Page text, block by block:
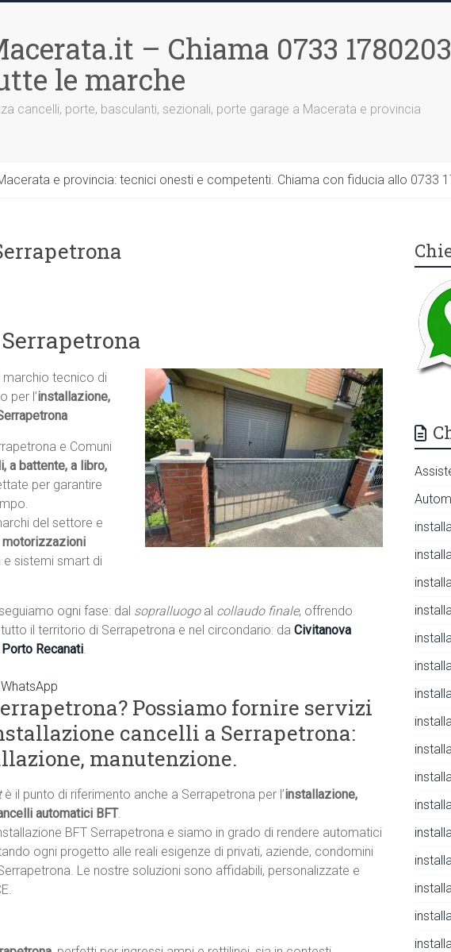
– Chiama 0733
le marche
cancelli, porte, basculanti, sezionali, porte garage a Macerata e provincia
e provincia: tecnici onesti e competenti. Chiama con fiducia allo 0733
marchio tecnico di
per l’installazione,
e Comuni
a battente, a libro,
per garantire
del settore e
motorizzazioni
e sistemi smart di
ogni fase: dal sopralluogo al collaudo finale, offrendo
il territorio di Serrapetrona e nel circondario: da Civitanova
Porto Recanati.
Possiamo fornire servizi
cancelli a Serrapetrona:
manutenzione.
è il punto di riferimento anche a Serrapetrona per l’installazione,
automatici BFT.
BFT Serrapetrona e siamo in grado di rendere automatici
ogni progetto alle reali esigenze di privati, aziende, condomini
Le nostre soluzioni sono affidabili, personalizzate e